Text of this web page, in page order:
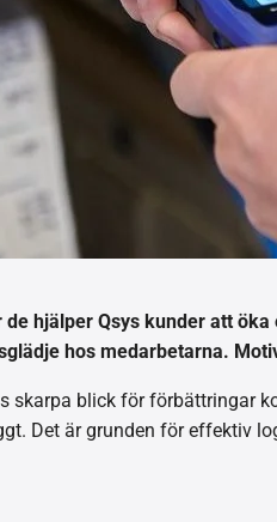
hjälper Qsys kunder att
hos medarbetarna.
skarpa blick för förbättringar
Det är grunden för effektiv